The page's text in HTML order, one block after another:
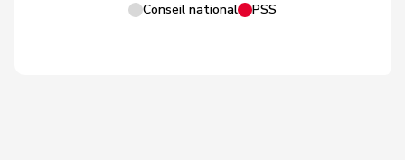
Conseil national PSS